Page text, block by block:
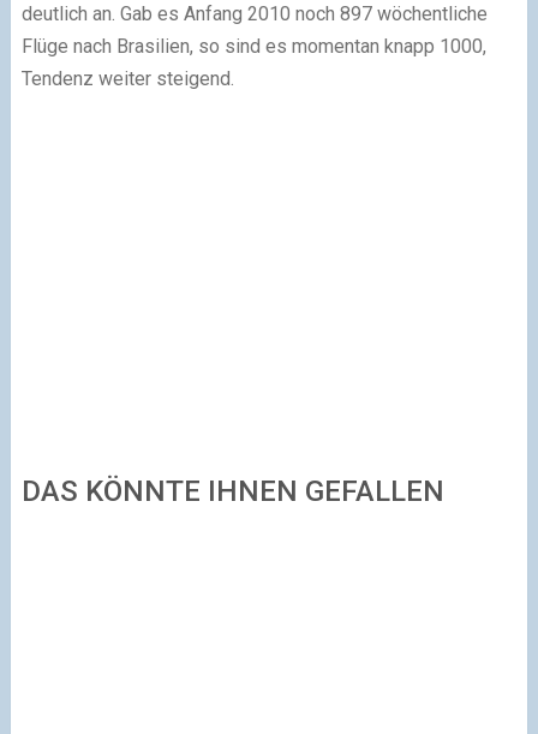
deutlich an. Gab es Anfang 2010 noch 897 wöchentliche
Flüge nach Brasilien, so sind es momentan knapp 1000,
Tendenz weiter steigend.
DAS KÖNNTE IHNEN GEFALLEN